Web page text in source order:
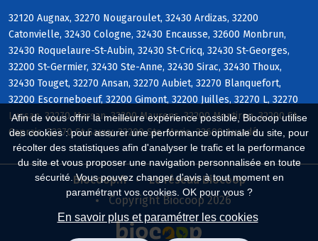
Afin de vous offrir la meilleure expérience possible, Biocoop utilise
des cookies : pour assurer une performance optimale du site, pour
récolter des statistiques afin d'analyser le trafic et la performance
du site et vous proposer une navigation personnalisée en toute
sécurité. Vous pouvez changer d'avis à tout moment en
paramétrant vos cookies. OK pour vous ?
En savoir plus et paramétrer les cookies
32120 Augnax, 32270 Nougaroulet, 32430 Ardizas, 32200
Catonvielle, 32430 Cologne, 32430 Encausse, 32600 Monbrun,
32430 Roquelaure-St-Aubin, 32430 St-Cricq, 32430 St-Georges,
32200 St-Germier, 32430 Ste-Anne, 32430 Sirac, 32430 Thoux,
32430 Touget, 32270 Ansan, 32270 Aubiet, 32270 Blanquefort,
32200 Escorneboeuf, 32200 Gimont, 32200 Juilles, 32270 L, 32270
Lussan, 32270 Marsan, 32200 Maurens, 32200 Montiron, 32200 St-
Caprais, 32270 St-Sauvy, 32200 Ste-Marie, 32600 Auradé
Biocoop.fr
Le réseau Biocoop
Copyright Biocoop 2026